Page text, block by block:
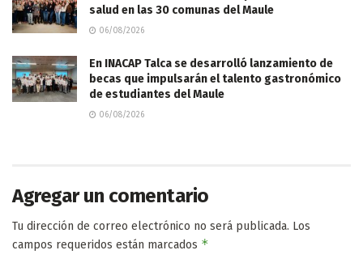
salud en las 30 comunas del Maule
06/08/2026
En INACAP Talca se desarrolló lanzamiento de
becas que impulsarán el talento gastronómico
de estudiantes del Maule
06/08/2026
Agregar un comentario
Tu dirección de correo electrónico no será publicada. Los
campos requeridos están marcados *